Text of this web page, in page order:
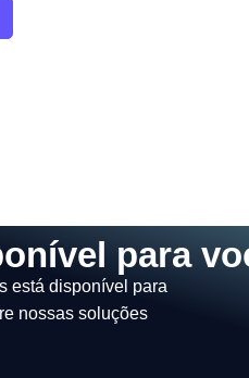
para
está disponível para
nossas soluções